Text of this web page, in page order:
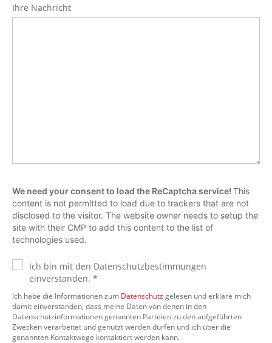
Ihre Nachricht
We need your consent to load the ReCaptcha service! This
content is not permitted to load due to trackers that are not
disclosed to the visitor. The website owner needs to setup the
site with their CMP to add this content to the list of
technologies used.
Ich bin mit den Datenschutzbestimmungen
einverstanden. *
Ich habe die Informationen zum Datenschutzgelesen und erkläre mich
damit einverstanden, dass meine Daten von denen in den
Datenschutzinformationen genannten Parteien zu den aufgeführten
Zwecken verarbeitet und genutzt werden dürfen und ich über die
genannten Kontaktwege kontaktiert werden kann.